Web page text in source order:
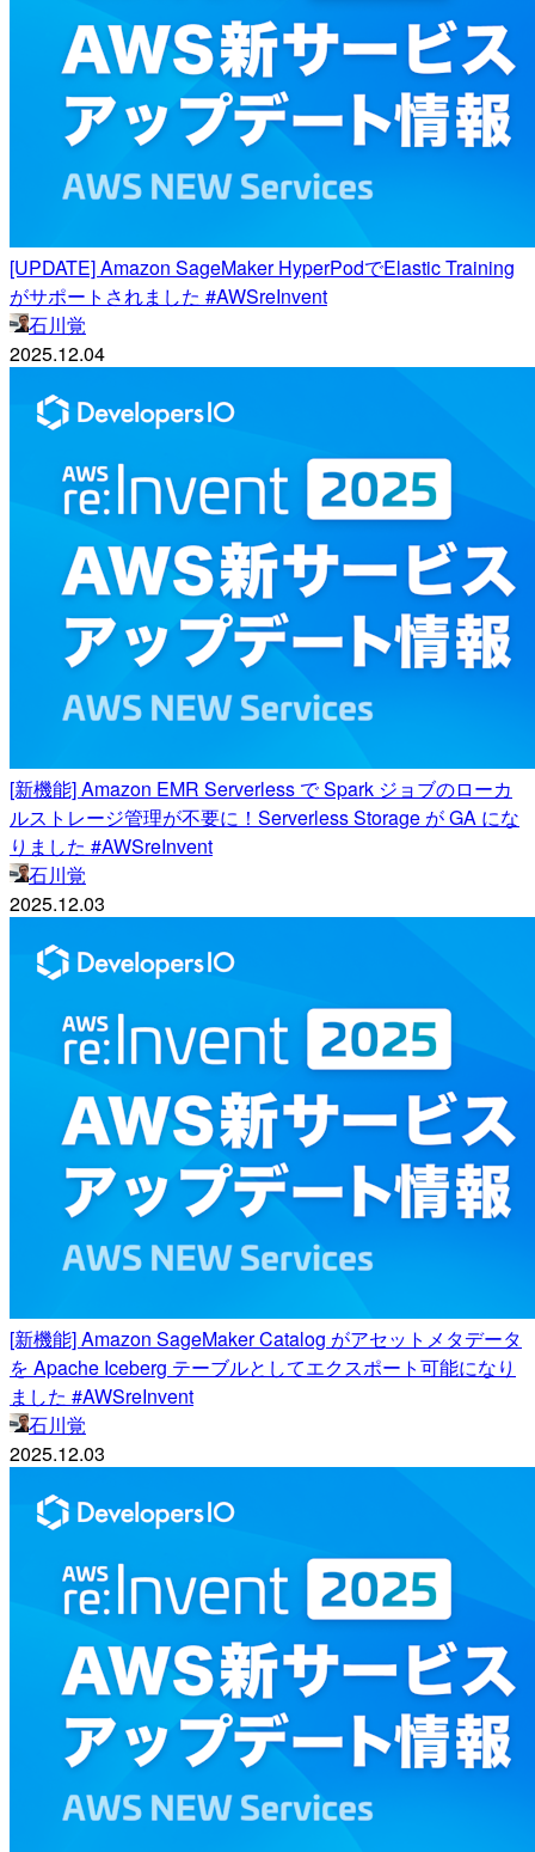
[UPDATE] Amazon SageMaker HyperPodでElastic Training
がサポートされました #AWSreInvent
石川覚
2025.12.04
[新機能] Amazon EMR Serverless で Spark ジョブのローカ
ルストレージ管理が不要に！Serverless Storage が GA にな
りました #AWSreInvent
石川覚
2025.12.03
[新機能] Amazon SageMaker Catalog がアセットメタデータ
を Apache Iceberg テーブルとしてエクスポート可能になり
ました #AWSreInvent
石川覚
2025.12.03